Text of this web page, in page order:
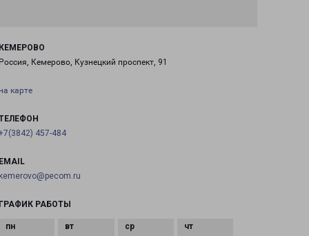
Кемерово, Кузнецкий проспект, 91
карте
457-484
РАБОТЫ